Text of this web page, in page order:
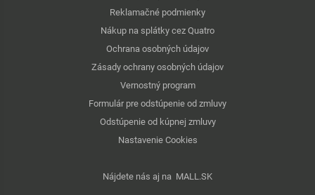
Reklamačné podmienky
Nákup na splátky cez Quatro
Ochrana osobných údajov
Zásady ochrany osobných údajov
Vernostný program
Formulár pre odstúpenie od zmluvy
Odstúpenie od kúpnej zmluvy
Nastavenie Cookies
Nájdete nás aj na MALL.SK